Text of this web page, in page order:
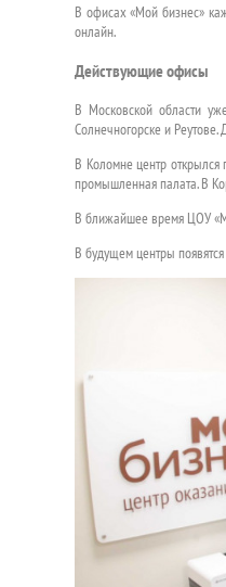
В офисах «Мой бизнес»
онлайн.
Действующие офисы
В Московской области
Солнечногорске и
В Коломне центр открылся
промышленная палата. В
В ближайшее время ЦОУ
В будущем центры